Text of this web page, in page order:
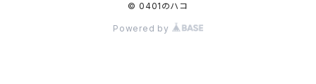
© 0401のハコ
Powered by